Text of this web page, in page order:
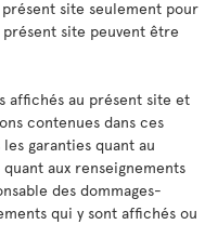
site seulement pour
site peuvent être
affichés au présent site et
contenues dans ces
garanties quant au
aux renseignements
des dommages-
qui y sont affichés ou